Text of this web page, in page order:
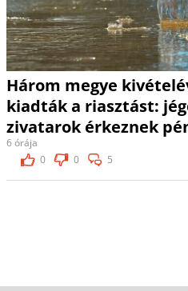
Három megye
kiadták a riasztást:
zivatarok érkeznek
6 órája
0
0 5